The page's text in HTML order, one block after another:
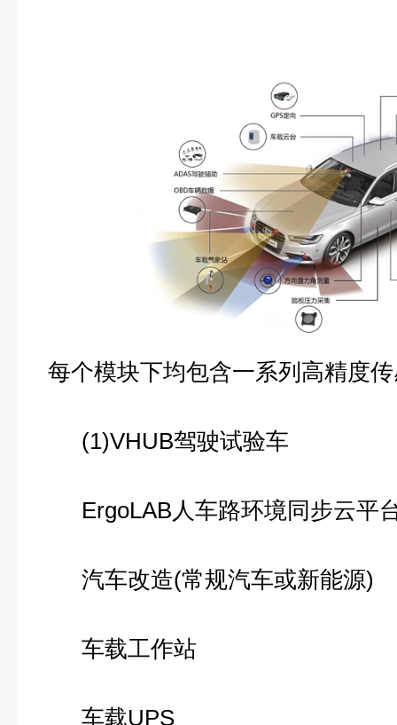
每个模块下均包含一系列高精度
(1)VHUB驾驶试验车
ErgoLAB人车路环境同步云平
汽车改造(常规汽车或新能源)
车载工作站
车载UPS